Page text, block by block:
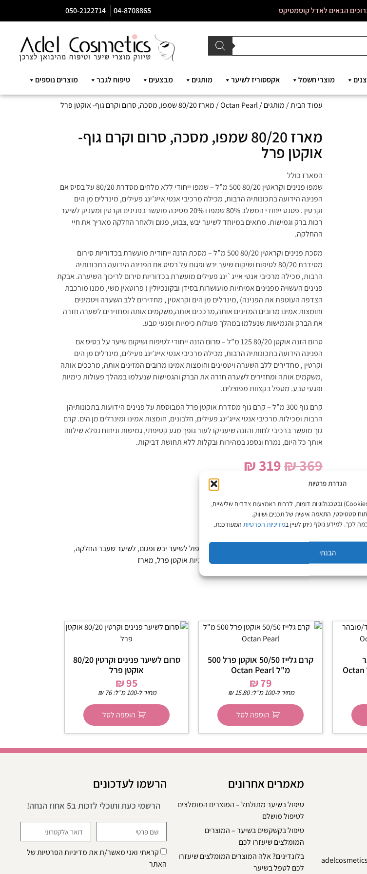
הגדרת פרטיות
באתר זה נעשה שימוש בעוגיות (Cookies) ובטכנולוגיות דומות, לרבות באמצעות צדדים שלישיים,
סטטיסטי, התאמה אישית של תכנים ושיווק.
לכך. למידע נוסף ניתן לעיין במדיניות הפרטיות המעודכנת.
הבנתי
הבאים לאדל קוסמטיקס 04-8708865
050-2122714
מוצרי חשמל אקססוריז לשיער מותגים מבצעים טיפוח לגבר מוצרים נוספים
עמוד הבית/מותגים/
Octan Pearl/ מארז 80/20 שמפו, מסכה, סרום וקרם גוף- אוקטן פרל
מארז 80/20 שמפו, מסכה, סרום וקרם גוף-
אוקטן פרל
המארז כולל
שמפו פנינים וקראטין 80/20 500 מ”ל – שמפו ייחודי ללא מלחים מסדרת 80/20 על בסיס אם
הפנינה הידועה בתכונותיה הרבות, מכילה מרכיבי אנטי אייג’ינג פעילים, מינרלים מן הים
וקרטין . פטנט ייחודי המשלב 80% שמפו ו 20% מסיכה מועשר בפנינים וקרטין ומעניק לשיער
רכות ברק וגמישות. מתאים במיוחד לשיער יבש ,צבוע, פגום ולאחר החלקה מאריך את חיי
ההחלקה.
מסכת פנינים וקראטין 80/20 500 מ”ל – מסכת הזנה ייחודית מועשרת בכדוריות סירום
מסידרת 80/20 לטיפוח ושיקום שיער יבש ופגום על בסיס אם הפנינה הידועה בתכונותיה
הרבות, מכילה מרכיבי אנטי אייג`ינג פעילים מועשרת בכדוריות סירום לריכוך השיערה. אבקת
פנינים העשויה מפנינים אמיתיות מועושרות בסידן ובקונכיולין ( פרוטאין משי, ממנו מורכבת
הצדפה העוטפת את הפנינה) ,מינרלים מן הים וקראטין , מחדירים ללב השערה ויטמינים
וחומצות אמינו מרובים המזינים אותה,מרככים אותה,משקמים אותה ומחזירים לשערה חזרה
את הברק והגמישות שנעלמו במהלך פעולות כימיות ופגעי טבע.
סרום הזנה אוקטן 80/20 125 מ”ל – סרום הזנה ייחודי לטיפוח ושיקום שיער על בסיס אם
הפנינה הידועה בתכונותיה הרבות, מכילה מרכיבי אנטי אייג’ינג פעילים, מינרלים מן הים
וקרטין , מחדירים ללב השערה ויטמינים וחומצות אמינו מרובים המזינים אותה, מרככים אותה
,משקמים אותה ומחזירים לשערה חזרה את הברק והגמישות שנעלמו במהלך פעולות כימיות
ופגעי טבע. מטפל בקצוות מפוצלים.
קרם גוף 300 מ”ל – קרם גוף מסדרת אוקטן פרל המבוססת על פנינים הידועות בתכונותיהן
הרבות ומכילות מרכיבי אנטי אייג'ינג פעילים, חלבונים, חומצות אמינו ומינרלים מן הים. קרם
גוך מועשר ברכיבי לחות והזנה שיעניקו לעור גופך מגע קטיפתי, גמישות וניחוח נפלא שילווה
אותך כל היום, נמרח ונספג במהירות ובקלות ללא תחושת דביקות.
₪369
₪ 319
הוספה לסל
קטגוריות טיפול לשיער יבש ופגום, לשיער שעבר החלקה,
מבצעים תגיותאוקטן פרל, מארז
בלונד/מובהר אוקטן פרל Octan
קרם גלייז 50/50 אוקטן פרל 500
מ"ל Octan Pearl
₪79
מחיר ל-100 מ״ל: ₪15.80
הוספה לסל
סרום לשיער פנינים וקרטין 80/20
אוקטן פרל
₪95
מחיר ל-100 מ״ל: ₪76
הוספה לסל
מאמרים אחרונים
טיפול בשיער מתולתל – המוצרים המומלצים
לטיפול מושלם
טיפול בקשקשים בשיער – המוצרים
המומלצים שיעזרו לכם
בלונדינים? אלה המוצרים המומלצים שיעזרו
לכם לטפל בשיער
הרשמו לעדכונים
הרשמי כעת ותוכלי לזכות ב5 אחוז הנחה!
קראתי ואני מאשר/ת אתמדיניות הפרטיותשל
האתר